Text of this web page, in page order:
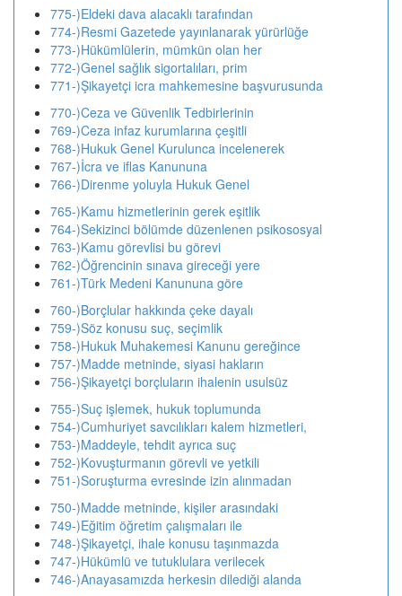
775-)Eldeki dava alacaklı tarafından
774-)Resmi Gazetede yayınlanarak yürürlüğe
773-)Hükümlülerin, mümkün olan her
772-)Genel sağlık sigortalıları, prim
771-)Şikayetçi icra mahkemesine başvurusunda
770-)Ceza ve Güvenlik Tedbirlerinin
769-)Ceza infaz kurumlarına çeşitli
768-)Hukuk Genel Kurulunca incelenerek
767-)İcra ve iflas Kanununa
766-)Direnme yoluyla Hukuk Genel
765-)Kamu hizmetlerinin gerek eşitlik
764-)Sekizinci bölümde düzenlenen psikososyal
763-)Kamu görevlisi bu görevi
762-)Öğrencinin sınava gireceği yere
761-)Türk Medeni Kanununa göre
760-)Borçlular hakkında çeke dayalı
759-)Söz konusu suç, seçimlik
758-)Hukuk Muhakemesi Kanunu gereğince
757-)Madde metninde, siyasi hakların
756-)Şikayetçi borçluların ihalenin usulsüz
755-)Suç işlemek, hukuk toplumunda
754-)Cumhuriyet savcılıkları kalem hizmetleri,
753-)Maddeyle, tehdit ayrıca suç
752-)Kovuşturmanın görevli ve yetkili
751-)Soruşturma evresinde izin alınmadan
750-)Madde metninde, kişiler arasındaki
749-)Eğitim öğretim çalışmaları ile
748-)Şikayetçi, ihale konusu taşınmazda
747-)Hükümlü ve tutuklulara verilecek
746-)Anayasamızda herkesin dilediği alanda